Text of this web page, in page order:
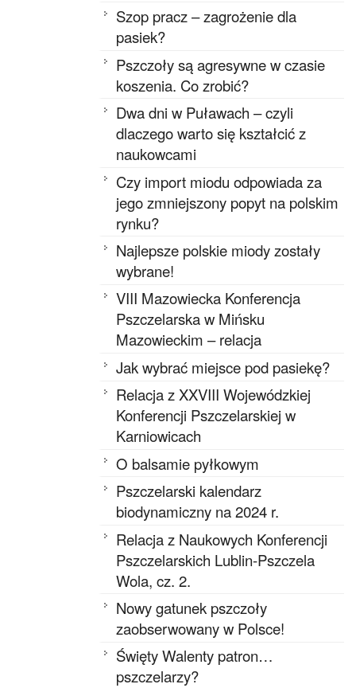
Szop pracz – zagrożenie dla
pasiek?
Pszczoły są agresywne w czasie
koszenia. Co zrobić?
Dwa dni w Puławach – czyli
dlaczego warto się kształcić z
naukowcami
Czy import miodu odpowiada za
jego zmniejszony popyt na polskim
rynku?
Najlepsze polskie miody zostały
wybrane!
VIII Mazowiecka Konferencja
Pszczelarska w Mińsku
Mazowieckim – relacja
Jak wybrać miejsce pod pasiekę?
Relacja z XXVIII Wojewódzkiej
Konferencji Pszczelarskiej w
Karniowicach
O balsamie pyłkowym
Pszczelarski kalendarz
biodynamiczny na 2024 r.
Relacja z Naukowych Konferencji
Pszczelarskich Lublin-Pszczela
Wola, cz. 2.
Nowy gatunek pszczoły
zaobserwowany w Polsce!
Święty Walenty patron…
pszczelarzy?